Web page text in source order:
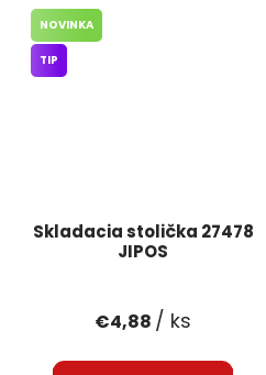
Skladacia stolička 27478
JIPOS
NOVINKA
TIP
€4,88 / ks